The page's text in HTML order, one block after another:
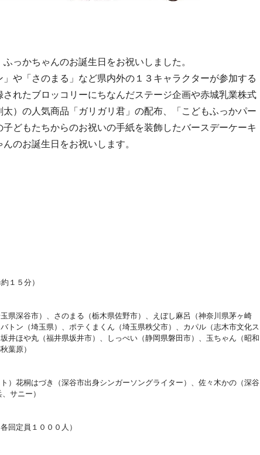
っかちゃんのお誕生日をお祝いしました。
や「さのまる」など県内外の１３キャラクターが参加する
れたブロッコリーにちなんだステージ企画や赤城乳業株式
）の人気商品「ガリガリ君」の配布、「こどもふっかパー
どもたちからのお祝いの手紙を装飾したバースデーケーキ
のお誕生日をお祝いします。
１５分）
県深谷市）、さのまる（栃木県佐野市）、えぼし麻呂（神奈川県茅ヶ崎
トン（埼玉県）、ポテくまくん（埼玉県秩父市）、カパル（志木市文化ス
井ほや丸（福井県坂井市）、しっぺい（静岡県磐田市）、玉ちゃん（昭和
葉原）
）花桐はづき（深谷市出身シンガーソングライター）、佐々木かの（深谷
サニー）
回定員１０００人）